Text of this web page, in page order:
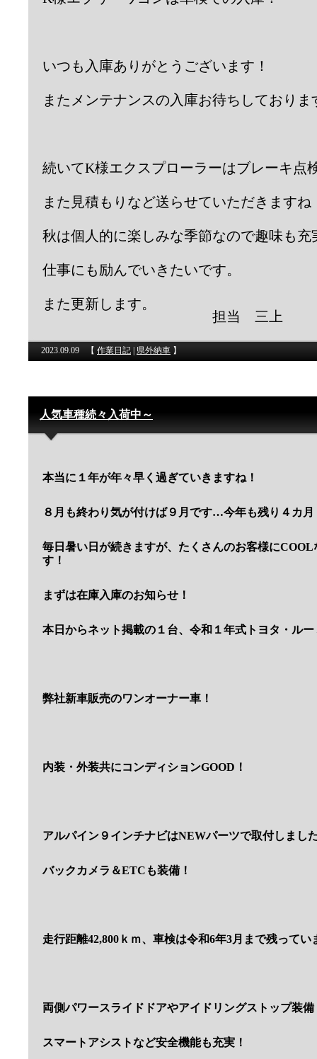
いつも入庫ありがとうございます！
またメンテナンスの入庫お待ちしておりま
続いてK様エクスプローラーはブレーキ点
また見積もりなど送らせていただきますね
秋は個人的に楽しみな季節なので趣味も充
仕事にも励んでいきたいです。
また更新します。
担当 三上
2023.09.09 【 作業日記 県外納車 】
人気車種続々入荷中～
本当に１年が年々早く過ぎていきますね！
８月も終わり気が付けば９月です…今年も残り４カ月
毎日暑い日が続きますが、たくさんのお客様に
す！
まずは在庫入庫のお知らせ！
本日からネット掲載の１台、令和１年式トヨタ・ル
弊社新車販売のワンオーナー車！
内装・外装共にコンディションGOOD！
アルパイン９インチナビはNEWパーツで取付しまし
バックカメラ＆ETCも装備！
走行距離42,800ｋｍ、車検は令和6年3月まで残ってい
両側パワースライドドアやアイドリングストップ装備
スマートアシストなど安全機能も充実！